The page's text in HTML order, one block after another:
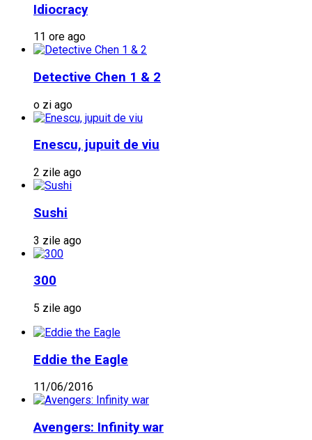
Idiocracy
11 ore ago
Detective Chen 1 & 2
o zi ago
Enescu, jupuit de viu
2 zile ago
Sushi
3 zile ago
300
5 zile ago
Eddie the Eagle
11/06/2016
Avengers: Infinity war